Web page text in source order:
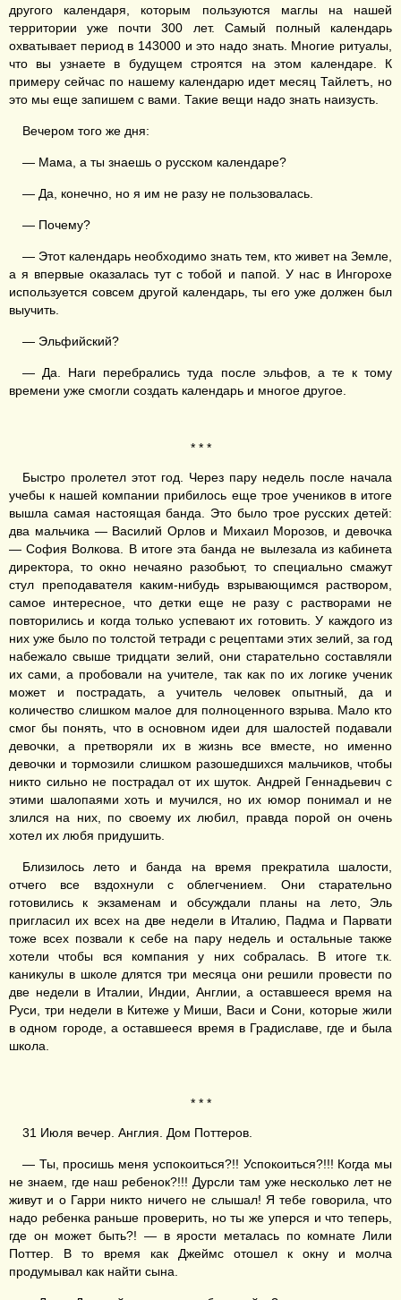
другого календаря, которым пользуются маглы на нашей
территории уже почти 300 лет. Самый полный календарь
охватывает период в 143000 и это надо знать. Многие ритуалы,
что вы узнаете в будущем строятся на этом календаре. К
примеру сейчас по нашему календарю идет месяц Тайлетъ, но
это мы еще запишем с вами. Такие вещи надо знать наизусть.
Вечером того же дня:
— Мама, а ты знаешь о русском календаре?
— Да, конечно, но я им не разу не пользовалась.
— Почему?
— Этот календарь необходимо знать тем, кто живет на Земле,
а я впервые оказалась тут с тобой и папой. У нас в Ингорохе
используется совсем другой календарь, ты его уже должен был
выучить.
— Эльфийский?
— Да. Наги перебрались туда после эльфов, а те к тому
времени уже смогли создать календарь и многое другое.
* * *
Быстро пролетел этот год. Через пару недель после начала
учебы к нашей компании прибилось еще трое учеников в итоге
вышла самая настоящая банда. Это было трое русских детей:
два мальчика — Василий Орлов и Михаил Морозов, и девочка
— София Волкова. В итоге эта банда не вылезала из кабинета
директора, то окно нечаяно разобьют, то специально смажут
стул преподавателя каким-нибудь взрывающимся раствором,
самое интересное, что детки еще не разу с растворами не
повторились и когда только успевают их готовить. У каждого из
них уже было по толстой тетради с рецептами этих зелий, за год
набежало свыше тридцати зелий, они старательно составляли
их сами, а пробовали на учителе, так как по их логике ученик
может и пострадать, а учитель человек опытный, да и
количество слишком малое для полноценного взрыва. Мало кто
смог бы понять, что в основном идеи для шалостей подавали
девочки, а претворяли их в жизнь все вместе, но именно
девочки и тормозили слишком разошедшихся мальчиков, чтобы
никто сильно не пострадал от их шуток. Андрей Геннадьевич с
этими шалопаями хоть и мучился, но их юмор понимал и не
злился на них, по своему их любил, правда порой он очень
хотел их любя придушить.
Близилось лето и банда на время прекратила шалости,
отчего все вздохнули с облегчением. Они старательно
готовились к экзаменам и обсуждали планы на лето, Эль
пригласил их всех на две недели в Италию, Падма и Парвати
тоже всех позвали к себе на пару недель и остальные также
хотели чтобы вся компания у них собралась. В итоге т.к.
каникулы в школе длятся три месяца они решили провести по
две недели в Италии, Индии, Англии, а оставшееся время на
Руси, три недели в Китеже у Миши, Васи и Сони, которые жили
в одном городе, а оставшееся время в Градиславе, где и была
школа.
* * *
31 Июля вечер. Англия. Дом Поттеров.
— Ты, просишь меня успокоиться?!! Успокоиться?!!! Когда мы
не знаем, где наш ребенок?!!! Дурсли там уже несколько лет не
живут и о Гарри никто ничего не слышал! Я тебе говорила, что
надо ребенка раньше проверить, но ты же уперся и что теперь,
где он может быть?! — в ярости металась по комнате Лили
Поттер. В то время как Джеймс отошел к окну и молча
продумывал как найти сына.